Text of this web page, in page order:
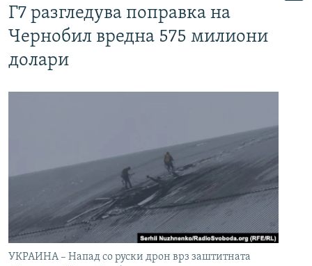
Г7 разгледува поправка на
Чернобил вредна 575 милиони
долари
УКРАИНА – Напад со руски дрон врз заштитната